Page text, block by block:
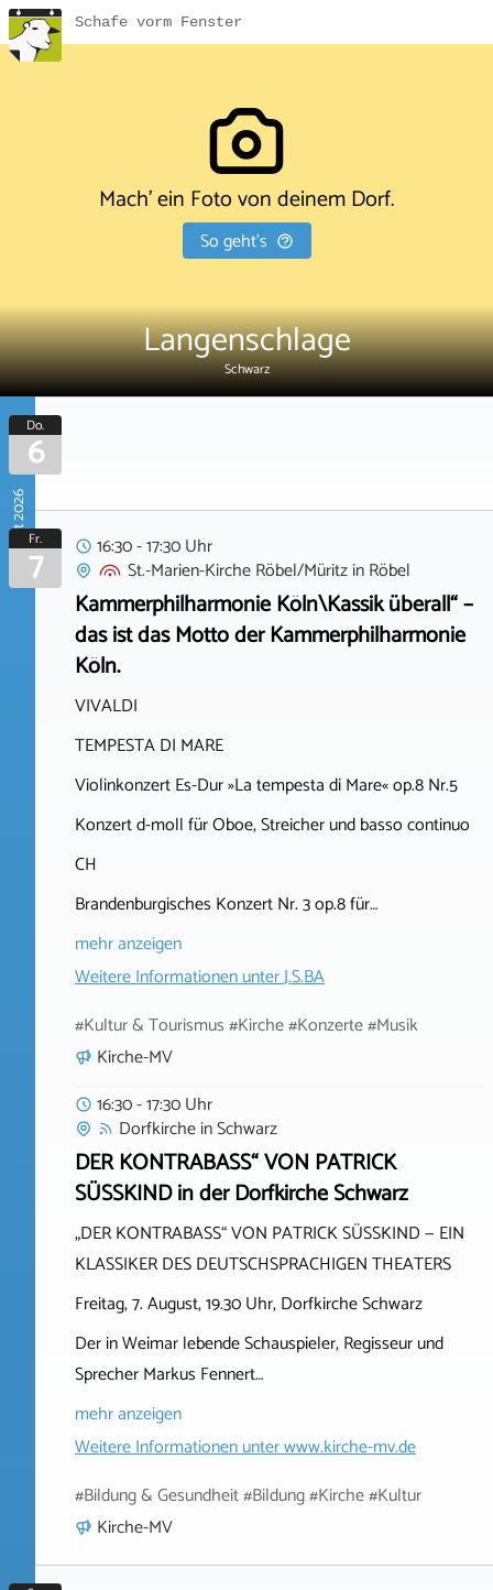
Schafe vorm Fenster
Mach' ein Foto von deinem Dorf.
So geht's
Langenschlage
Schwarz
August 2026
Do.
6
Fr.
7
16:30 - 17:30 Uhr
St.-Marien-Kirche Röbel/MüritzinRöbel
Kammerphilharmonie Köln\Kassik überall“ –
das ist das Motto der Kammerphilharmonie
Köln.
VIVALDI
TEMPESTA DI MARE
Violinkonzert Es-Dur »La tempesta di Mare« op.8 Nr.5
Konzert d-moll für Oboe, Streicher und basso continuo
CH
Brandenburgisches Konzert Nr. 3 op.8 für…
mehr anzeigen
Weitere Informationen unterJ.S.BA
#Kultur & Tourismus #Kirche #Konzerte #Musik
Kirche-MV
16:30 - 17:30 Uhr
DorfkircheinSchwarz
DER KONTRABASS“ VON PATRICK
SÜSSKIND in der Dorfkirche Schwarz
„DER KONTRABASS“ VON PATRICK SÜSSKIND — EIN
KLASSIKER DES DEUTSCHSPRACHIGEN THEATERS
Freitag, 7. August, 19.30 Uhr, Dorfkirche Schwarz
Der in Weimar lebende Schauspieler, Regisseur und
Sprecher Markus Fennert…
mehr anzeigen
Weitere Informationen unterwww.kirche-mv.de
#Bildung & Gesundheit #Bildung #Kirche #Kultur
Kirche-MV